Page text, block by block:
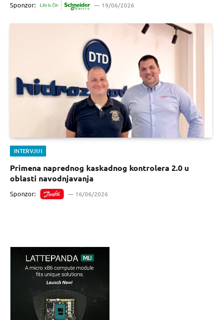
Sponzor: 19/06/2026
INTERVJUI
Primena naprednog kaskadnog kontrolera 2.0 u
oblasti navodnjavanja
Sponzor: 16/06/2026